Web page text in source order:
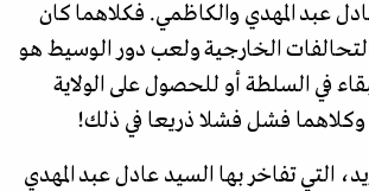
عبد المهدي والكاظمي. فكلاهما كان
الخارجية ولعب دور الوسيط هو
في السلطة أو للحصول على الولاية
وكلاهما فشل فشلا ذريعا في ذلك!
التي تفاخر بها السيد عادل عبد المهدي